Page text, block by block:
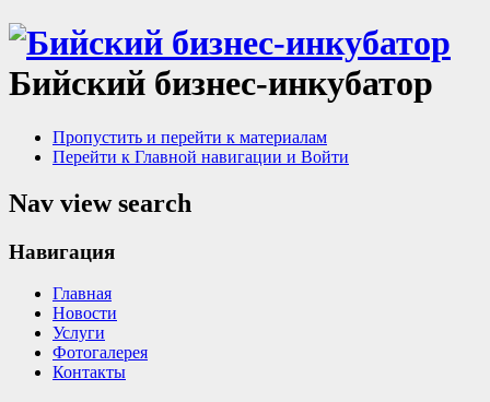
Бийский бизнес-инкубатор
Пропустить и перейти к материалам
Перейти к Главной навигации и Войти
Nav view search
Навигация
Главная
Новости
Услуги
Фотогалерея
Контакты